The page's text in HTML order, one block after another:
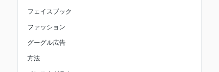
フェイスブック
ファッション
グーグル広告
方法